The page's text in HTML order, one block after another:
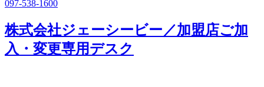
097-538-1600
株式会社ジェーシービー／加盟店ご加
入・変更専用デスク